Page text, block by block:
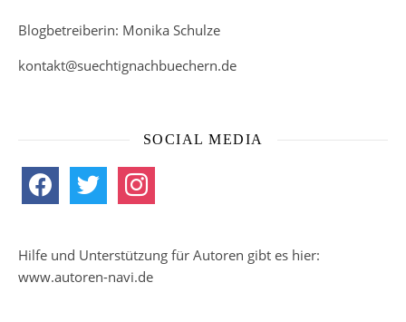
Blogbetreiberin: Monika Schulze
kontakt@suechtignachbuechern.de
SOCIAL MEDIA
facebook twitter instagram
Hilfe und Unterstützung für Autoren gibt es hier:
www.autoren-navi.de